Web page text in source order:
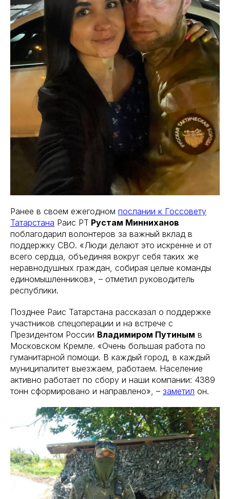
Ранее в своем ежегодном послании к Госсовету
Татарстана Раис РТ Рустам Минниханов
поблагодарил волонтеров за важный вклад в
поддержку СВО. «Люди делают это искренне и от
всего сердца, объединяя вокруг себя таких же
неравнодушных граждан, собирая целые команды
единомышленников», – отметил руководитель
республики.
Позднее Раис Татарстана рассказал о поддержке
участников спецоперации и на встрече с
Президентом России Владимиром Путиным в
Московском Кремле. «Очень большая работа по
гуманитарной помощи. В каждый город, в каждый
муниципалитет выезжаем, работаем. Население
активно работает по сбору и наши компании: 4389
тонн сформировано и направлено», – заметил он.